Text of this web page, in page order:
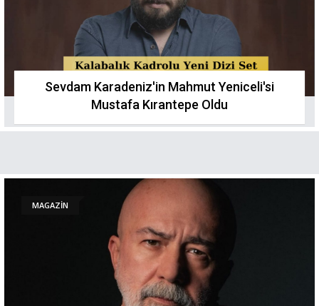
Sevdam Karadeniz'in Mahmut Yeniceli'si
Mustafa Kırantepe Oldu
MAGAZİN